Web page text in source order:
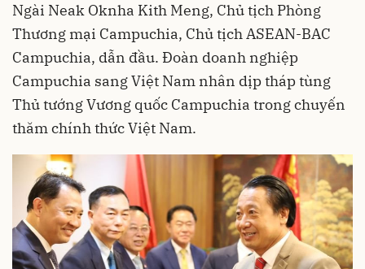
Ngài Neak Oknha Kith Meng, Chủ tịch Phòng
Thương mại Campuchia, Chủ tịch ASEAN-BAC
Campuchia, dẫn đầu. Đoàn doanh nghiệp
Campuchia sang Việt Nam nhân dịp tháp tùng
Thủ tướng Vương quốc Campuchia trong chuyến
thăm chính thức Việt Nam.